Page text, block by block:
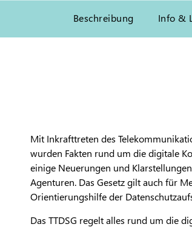
Beschreibung Info &
Mit Inkrafttreten des
wurden Fakten rund um die digitale
einige Neuerungen und
Agenturen. Das Gesetz gilt auch für
Orientierungshilfe der
Das TTDSG regelt alles rund um die